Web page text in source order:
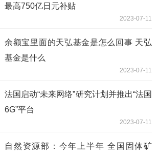
最高750亿日元补贴
2023-07-11
余额宝里面的天弘基金是怎么回事 天弘
基金是什么
2023-07-11
法国启动“未来网络”研究计划并推出“法国
6G”平台
2023-07-11
自然资源部：今年上半年 全国固体矿